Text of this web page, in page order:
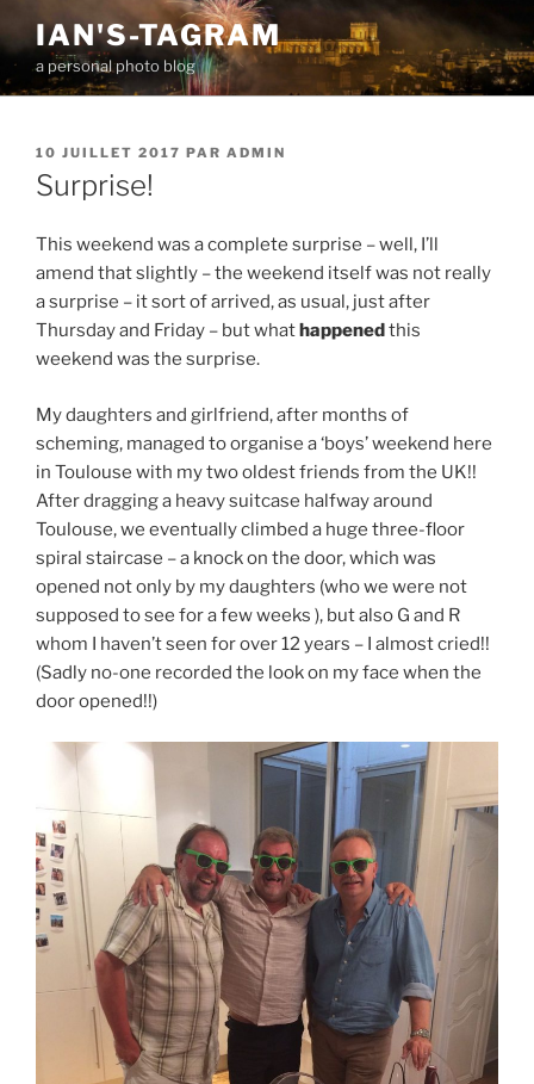
au
contenu
principal
IAN'S-TAGRAM
a personal photo blog
PUBLIÉ
LE
10 JUILLET 2017 PAR ADMIN
Surprise!
This weekend was a complete surprise – well, I’ll
amend that slightly – the weekend itself was not really
a surprise – it sort of arrived, as usual, just after
Thursday and Friday – but whathappenedthis
weekend was the surprise.
My daughters and girlfriend, after months of
scheming, managed to organise a ‘boys’ weekend here
in Toulouse with my two oldest friends from the UK!!
After dragging a heavy suitcase halfway around
Toulouse, we eventually climbed a huge three-floor
spiral staircase – a knock on the door, which was
opened not only by my daughters (who we were not
supposed to see for a few weeks ), but also G and R
whom I haven’t seen for over 12 years – I almost cried!!
(Sadly no-one recorded the look on my face when the
door opened!!)